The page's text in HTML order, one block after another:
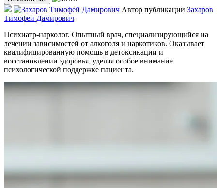
Автор публикации Захаров
Тимофей Дамирович
Психиатр-нарколог. Опытный врач, специализирующийся на
лечении зависимостей от алкоголя и наркотиков. Оказывает
квалифицированную помощь в детоксикации и
восстановлении здоровья, уделяя особое внимание
психологической поддержке пациента.